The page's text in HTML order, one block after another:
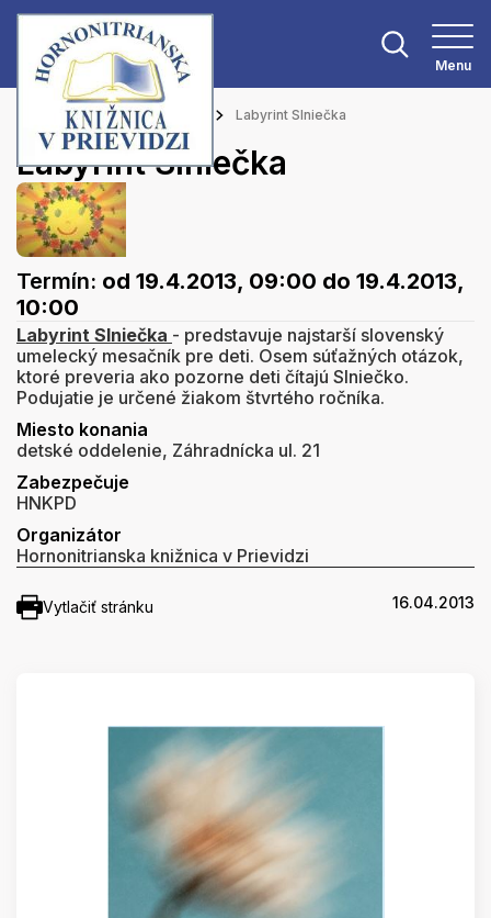
Menu
Hlavná stránka Podujatia Labyrint Slniečka
Labyrint Slniečka
Termín: od 19.4.2013, 09:00 do 19.4.2013,
10:00
Labyrint Slniečka - predstavuje najstarší slovenský
umelecký mesačník pre deti. Osem súťažných otázok,
ktoré preveria ako pozorne deti čítajú Slniečko.
Podujatie je určené žiakom štvrtého ročníka.
Miesto konania
detské oddelenie, Záhradnícka ul. 21
Zabezpečuje
HNKPD
Organizátor
Hornonitrianska knižnica v Prievidzi
Vytlačiť stránku 16.04.2013